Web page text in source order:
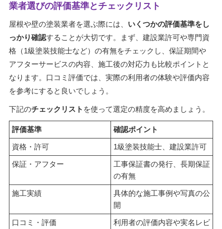
業者選びの評価基準とチェックリスト
屋根や壁の塗装業者を選ぶ際には、 いくつかの評価基準をし
っかり確認することが大切です。まず、建設業許可や専門資
格（1級塗装技能士など）の有無をチェックし、保証期間や
アフターサービスの内容、施工後の対応力も比較ポイントと
なります。口コミ評価では、実際の利用者の体験や評価内容
を参考にすると良いでしょう。
下記のチェックリスト を使って選定の精度を高めましょう。
評価基準 確認ポイント
資格・許可 1級塗装技能士、建設業許可
保証・アフター
工事保証書の発行、長期保証
の有無
施工実績
具体的な施工事例や写真の公
開
口コミ・評価
利用者の評価内容や実名レビ